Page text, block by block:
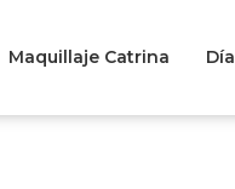
Maquillaje Catrina